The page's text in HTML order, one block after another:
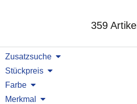
359 Artikel
Zusatzsuche
Stückpreis
Farbe
Merkmal